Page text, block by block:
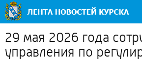
29 мая 2026 года
управления по